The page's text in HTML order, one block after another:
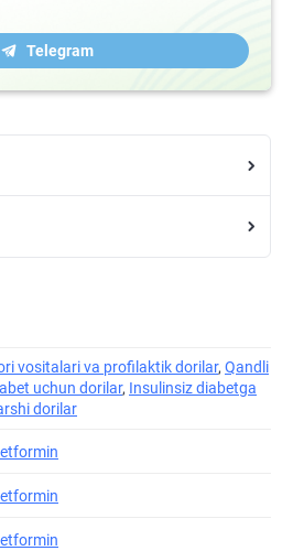
Telegram
vositalari va profilaktik dorilar, Qandli
uchun dorilar, Insulinsiz diabetga
dorilar